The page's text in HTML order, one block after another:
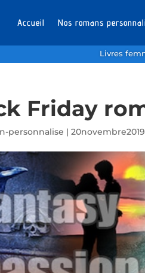
Accueil Nos romans
Livres
Friday
personnalise |20novembre2019